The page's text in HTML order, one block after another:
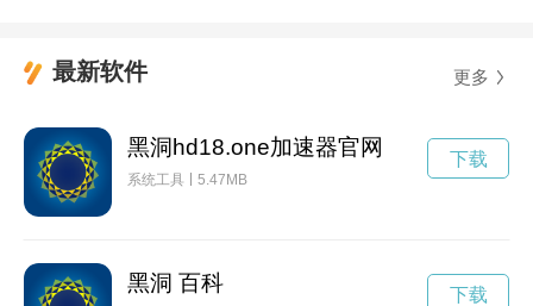
最新软件 更多
黑洞hd18.one加速器官网
系统工具 5.47MB
下载
黑洞 百科 下载